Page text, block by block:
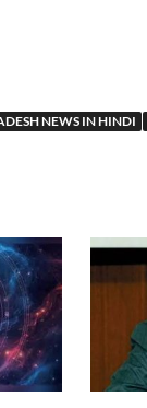
NEWS IN HINDI